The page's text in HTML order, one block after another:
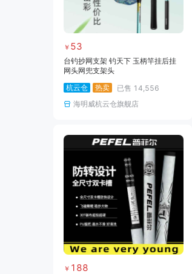
￥ 53
台钓抄网支架 钓天下 玉柄竿挂后挂
网头网兜支架头
杭云仓
热卖 已售 14,556
海明威杭云仓旗舰店
￥ 188